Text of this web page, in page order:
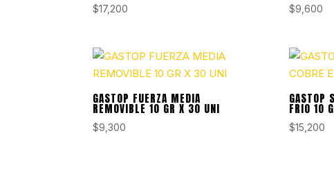
$17,200 $9,600
GASTOP FUERZA MEDIA
REMOVIBLE 10 GR X 30 UNI
$9,300
GASTOP
FRIO 10
$15,200